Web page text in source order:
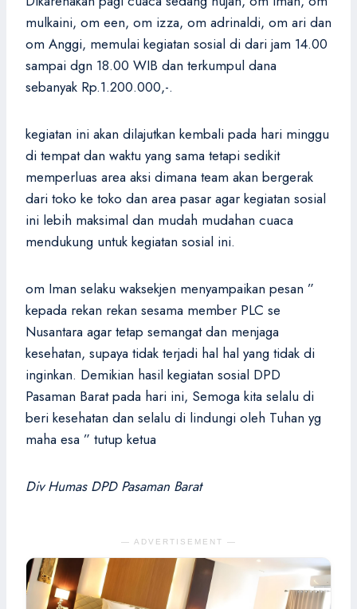
mulkaini, om een, om izza, om adrinaldi, om ari dan
om Anggi, memulai kegiatan sosial di dari jam 14.00
sampai dgn 18.00 WIB dan terkumpul dana
sebanyak Rp.1.200.000,-.
kegiatan ini akan dilajutkan kembali pada hari minggu
di tempat dan waktu yang sama tetapi sedikit
memperluas area aksi dimana team akan bergerak
dari toko ke toko dan area pasar agar kegiatan sosial
ini lebih maksimal dan mudah mudahan cuaca
mendukung untuk kegiatan sosial ini.
om Iman selaku waksekjen menyampaikan pesan ”
kepada rekan rekan sesama member PLC se
Nusantara agar tetap semangat dan menjaga
kesehatan, supaya tidak terjadi hal hal yang tidak di
inginkan. Demikian hasil kegiatan sosial DPD
Pasaman Barat pada hari ini, Semoga kita selalu di
beri kesehatan dan selalu di lindungi oleh Tuhan yg
maha esa ” tutup ketua
Div Humas DPD Pasaman Barat
— ADVERTISEMENT —